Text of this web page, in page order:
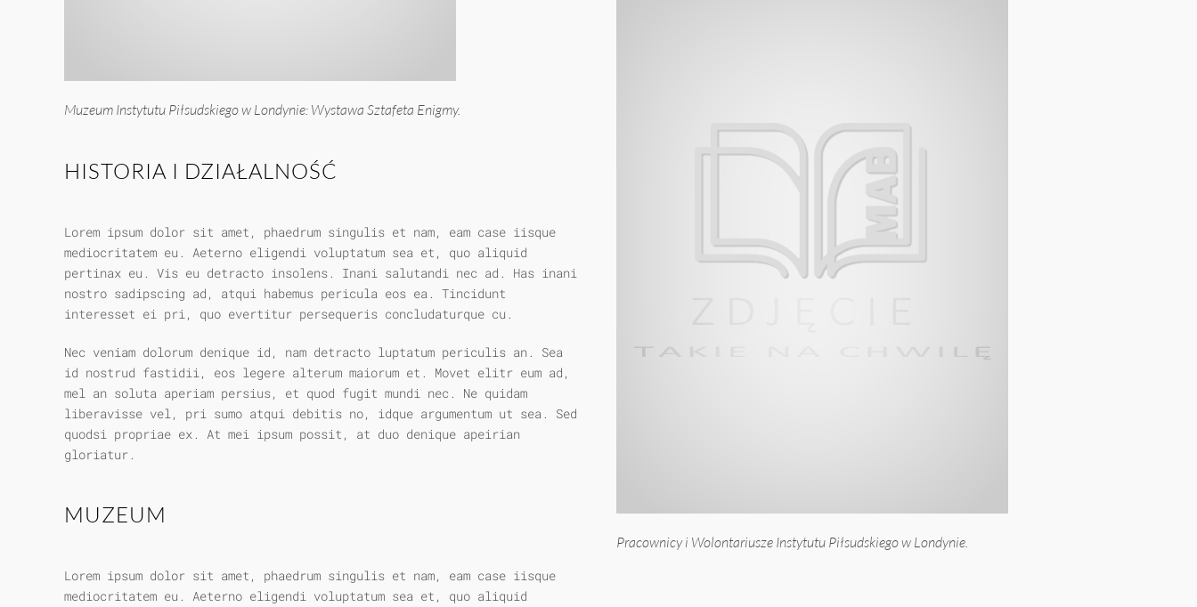
Muzeum Instytutu Piłsudskiego w Londynie: Wystawa Sztafeta Enigmy.
HISTORIA I DZIAŁALNOŚĆ
Lorem ipsum dolor sit amet, phaedrum singulis et nam, eam case iisque
mediocritatem eu. Aeterno eligendi voluptatum sea et, quo aliquid
pertinax eu. Vis eu detracto insolens. Inani salutandi nec ad. Has inani
nostro sadipscing ad, atqui habemus pericula eos ea. Tincidunt
interesset ei pri, quo evertitur persequeris concludaturque cu.
Nec veniam dolorum denique id, nam detracto luptatum periculis an. Sea
id nostrud fastidii, eos legere alterum maiorum et. Movet elitr eum ad,
mel an soluta aperiam persius, et quod fugit mundi nec. Ne quidam
liberavisse vel, pri sumo atqui debitis no, idque argumentum ut sea. Sed
quodsi propriae ex. At mei ipsum possit, at duo denique apeirian
gloriatur.
MUZEUM
Lorem ipsum dolor sit amet, phaedrum singulis et nam, eam case iisque
mediocritatem eu. Aeterno eligendi voluptatum sea et, quo aliquid
Pracownicy i Wolontariusze Instytutu Piłsudskiego w Londynie.